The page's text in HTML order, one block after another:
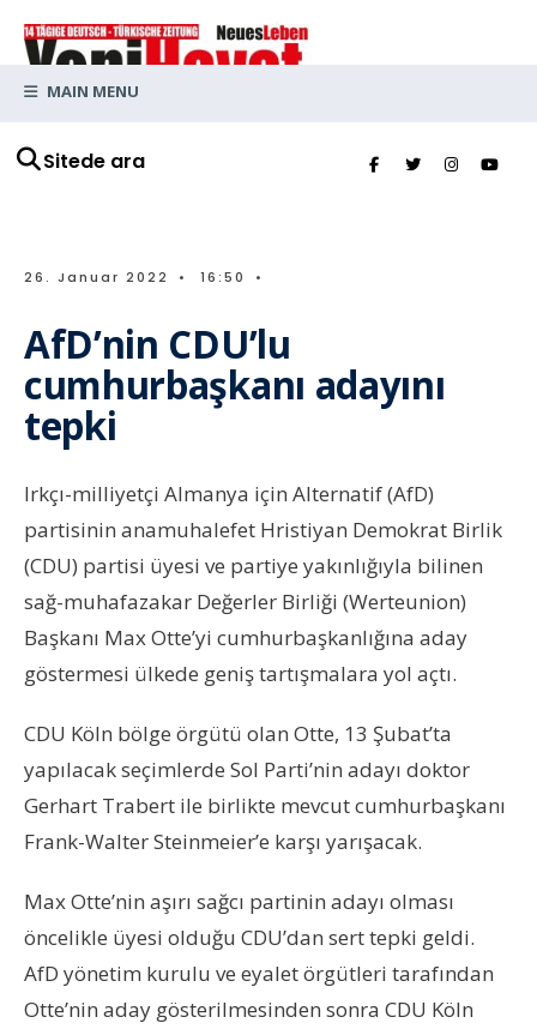
Sitede ara
MAIN MENU
26. Januar 2022 • 16:50 •
AfD’nin CDU’lu
cumhurbaşkanı adayını
tepki
Irkçı-milliyetçi Almanya için Alternatif (AfD)
partisinin anamuhalefet Hristiyan Demokrat Birlik
(CDU) partisi üyesi ve partiye yakınlığıyla bilinen
sağ-muhafazakar Değerler Birliği (Werteunion)
Başkanı Max Otte’yi cumhurbaşkanlığına aday
göstermesi ülkede geniş tartışmalara yol açtı.
CDU Köln bölge örgütü olan Otte, 13 Şubat’ta
yapılacak seçimlerde Sol Parti’nin adayı doktor
Gerhart Trabert ile birlikte mevcut cumhurbaşkanı
Frank-Walter Steinmeier’e karşı yarışacak.
Max Otte’nin aşırı sağcı partinin adayı olması
öncelikle üyesi olduğu CDU’dan sert tepki geldi.
AfD yönetim kurulu ve eyalet örgütleri tarafından
Otte’nin aday gösterilmesinden sonra CDU Köln